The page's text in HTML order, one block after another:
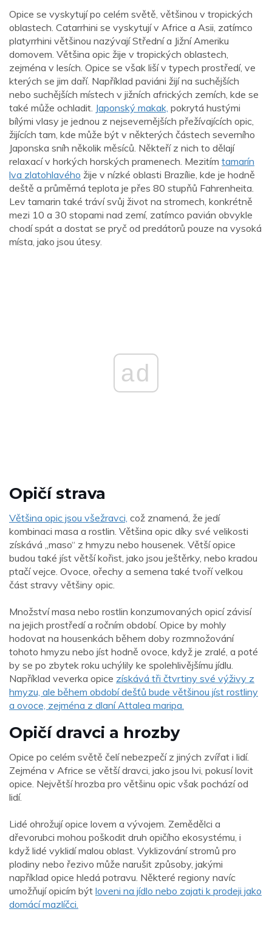
Opice se vyskytují po celém světě, většinou v tropických
oblastech. Catarrhini se vyskytují v Africe a Asii, zatímco
platyrrhini většinou nazývají Střední a Jižní Ameriku
domovem. Většina opic žije v tropických oblastech,
zejména v lesích. Opice se však liší v typech prostředí, ve
kterých se jim daří. Například paviáni žijí na suchějších
nebo suchějších místech v jižních afrických zemích, kde se
také může ochladit. Japonský makak, pokrytá hustými
bílými vlasy je jednou z nejsevernějších přežívajících opic,
žijících tam, kde může být v některých částech severního
Japonska sníh několik měsíců. Někteří z nich to dělají
relaxací v horkých horských pramenech. Mezitím tamarín
lva zlatohlavého žije v nízké oblasti Brazílie, kde je hodně
deště a průměrná teplota je přes 80 stupňů Fahrenheita.
Lev tamarin také tráví svůj život na stromech, konkrétně
mezi 10 a 30 stopami nad zemí, zatímco pavián obvykle
chodí spát a dostat se pryč od predátorů pouze na vysoká
místa, jako jsou útesy.
ad
Opičí strava
Většina opic jsou všežravci, což znamená, že jedí
kombinaci masa a rostlin. Většina opic díky své velikosti
získává „maso“ z hmyzu nebo housenek. Větší opice
budou také jíst větší kořist, jako jsou ještěrky, nebo kradou
ptačí vejce. Ovoce, ořechy a semena také tvoří velkou
část stravy většiny opic.
Množství masa nebo rostlin konzumovaných opicí závisí
na jejich prostředí a ročním období. Opice by mohly
hodovat na housenkách během doby rozmnožování
tohoto hmyzu nebo jíst hodně ovoce, když je zralé, a poté
by se po zbytek roku uchýlily ke spolehlivějšímu jídlu.
Například veverka opice získává tři čtvrtiny své výživy z
hmyzu, ale během období dešťů bude většinou jíst rostliny
a ovoce, zejména z dlaní Attalea maripa.
Opičí dravci a hrozby
Opice po celém světě čelí nebezpečí z jiných zvířat i lidí.
Zejména v Africe se větší dravci, jako jsou lvi, pokusí lovit
opice. Největší hrozba pro většinu opic však pochází od
lidí.
Lidé ohrožují opice lovem a vývojem. Zemědělci a
dřevorubci mohou poškodit druh opičího ekosystému, i
když lidé vyklidí malou oblast. Vyklizování stromů pro
plodiny nebo řezivo může narušit způsoby, jakými
například opice hledá potravu. Některé regiony navíc
umožňují opicím být loveni na jídlo nebo zajati k prodeji jako
domácí mazlíčci.